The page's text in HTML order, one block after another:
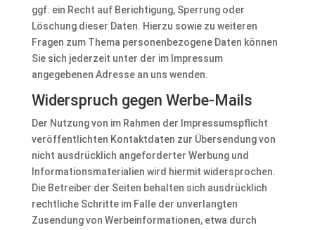
ggf. ein Recht auf Berichtigung, Sperrung oder
Löschung dieser Daten. Hierzu sowie zu weiteren
Fragen zum Thema personenbezogene Daten können
Sie sich jederzeit unter der im Impressum
angegebenen Adresse an uns wenden.
Widerspruch gegen Werbe-Mails
Der Nutzung von im Rahmen der Impressumspflicht
veröffentlichten Kontaktdaten zur Übersendung von
nicht ausdrücklich angeforderter Werbung und
Informationsmaterialien wird hiermit widersprochen.
Die Betreiber der Seiten behalten sich ausdrücklich
rechtliche Schritte im Falle der unverlangten
Zusendung von Werbeinformationen, etwa durch